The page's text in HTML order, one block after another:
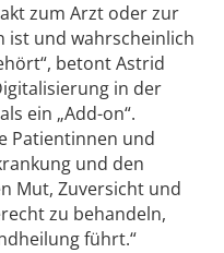
zum Arzt oder zur
ist und wahrscheinlich
betont Astrid
in der
ein „Add-on“.
Patientinnen und
und den
Mut, Zuversicht und
zu behandeln,
führt.“